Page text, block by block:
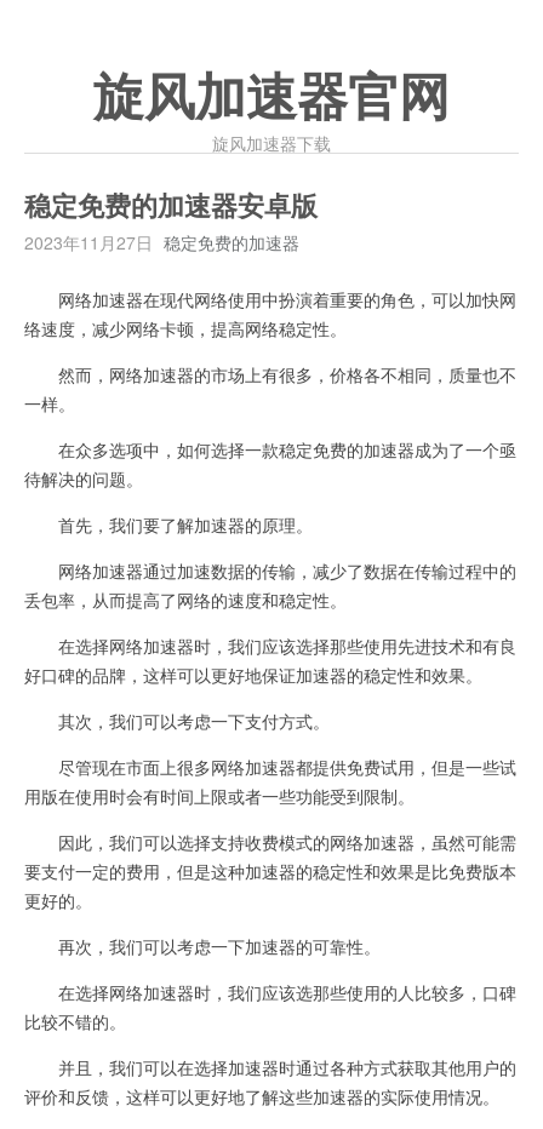
旋风加速器官网
旋风加速器下载
稳定免费的加速器安卓版
2023年11月27日 稳定免费的加速器
网络加速器在现代网络使用中扮演着重要的角色，可以加快网
络速度，减少网络卡顿，提高网络稳定性。
然而，网络加速器的市场上有很多，价格各不相同，质量也不
一样。
在众多选项中，如何选择一款稳定免费的加速器成为了一个亟
待解决的问题。
首先，我们要了解加速器的原理。
网络加速器通过加速数据的传输，减少了数据在传输过程中的
丢包率，从而提高了网络的速度和稳定性。
在选择网络加速器时，我们应该选择那些使用先进技术和有良
好口碑的品牌，这样可以更好地保证加速器的稳定性和效果。
其次，我们可以考虑一下支付方式。
尽管现在市面上很多网络加速器都提供免费试用，但是一些试
用版在使用时会有时间上限或者一些功能受到限制。
因此，我们可以选择支持收费模式的网络加速器，虽然可能需
要支付一定的费用，但是这种加速器的稳定性和效果是比免费版本
更好的。
再次，我们可以考虑一下加速器的可靠性。
在选择网络加速器时，我们应该选那些使用的人比较多，口碑
比较不错的。
并且，我们可以在选择加速器时通过各种方式获取其他用户的
评价和反馈，这样可以更好地了解这些加速器的实际使用情况。